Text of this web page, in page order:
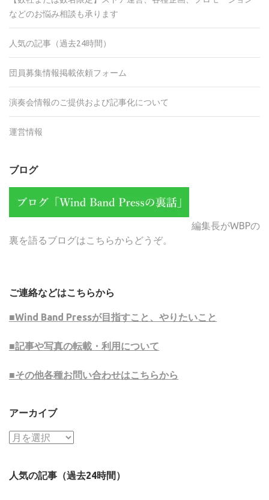
などのお悩み相談も承ります
人気の記事（過去24時間）
団員募集情報掲載依頼フォーム
演奏会情報のご提供および記事化について
運営情報
ブログ
編集長がWBPの
裏を語るブログはこちらからどうぞ。
ご連絡などはこちらから
■Wind Band Pressが目指すこと、やりたいこと
■記事や写真の転載・利用について
■その他各種お問い合わせはこちらから
アーカイブ
ア
イ
人気の記事（過去24時間）